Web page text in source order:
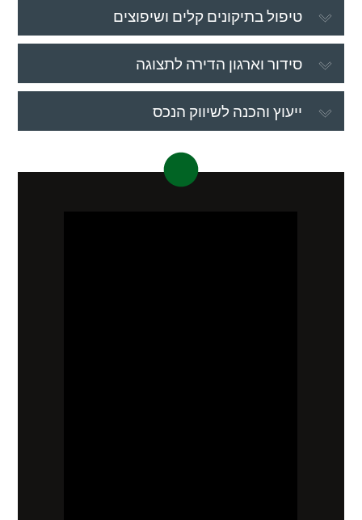
טיפול בתיקונים קלים ושיפוצים
סידור וארגון הדירה לתצוגה
ייעוץ והכנה לשיווק הנכס